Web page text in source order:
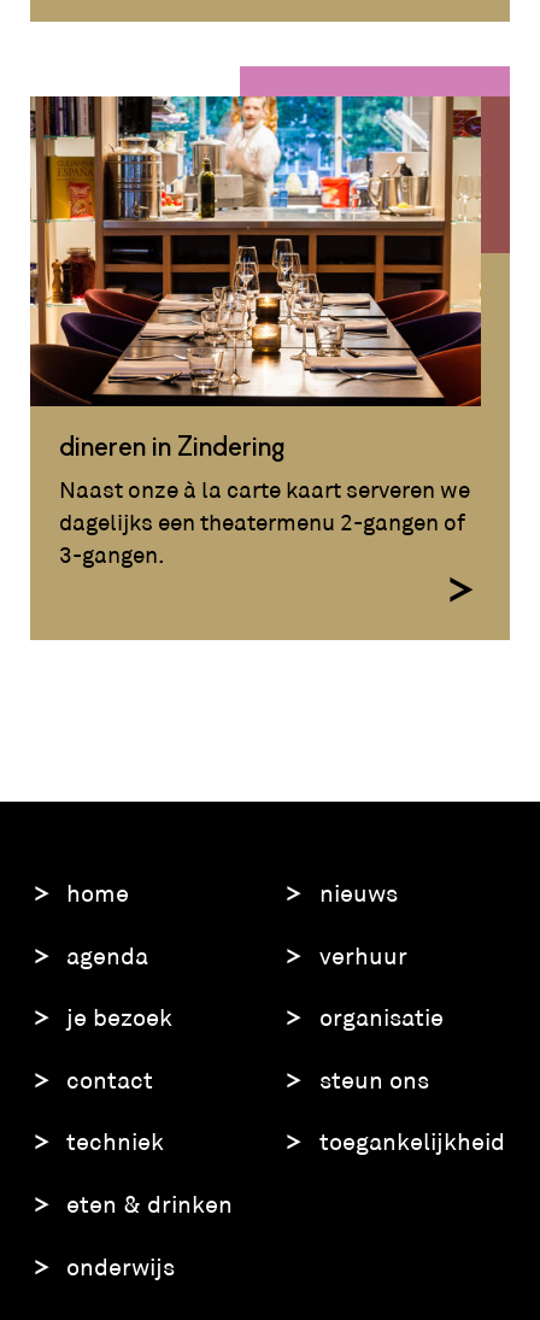
dineren in Zindering
Naast onze à la carte kaart serveren we
dagelijks een theatermenu 2-gangen of
3-gangen.
home
agenda
je bezoek
contact
techniek
eten & drinken
onderwijs
nieuws
verhuur
organisatie
steun ons
toegankelijkheid